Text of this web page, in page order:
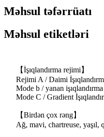
Məhsul təfərrüatı
Məhsul etiketləri
【İşıqlandırma rejimi】
Rejimi A / Daimi
Mode b / yanan işıqlandırma
Mode C / Gradient
【Birdən çox rəng】
Ağ, mavi, chartreuse, yaşıl,